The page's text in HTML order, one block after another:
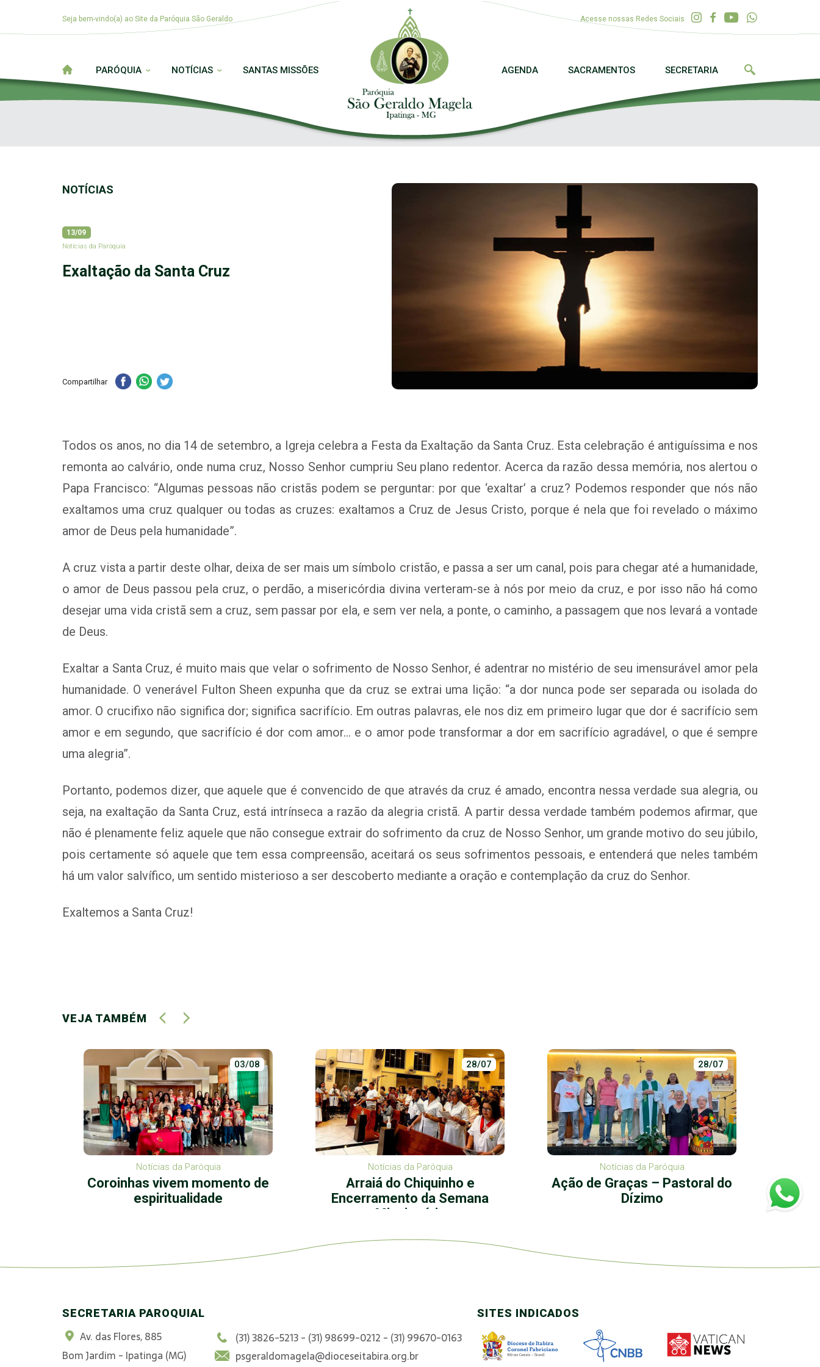
Seja bem-vindo(a) ao Site da Paróquia São Geraldo Acesse nossas Redes Sociais
PARÓQUIA NOTÍCIAS SANTAS MISSÕES AGENDA SACRAMENTOS SECRETARIA
NOTÍCIAS
13/09
Notícias da Paróquia
Exaltação da Santa Cruz
Compartilhar
Todos os anos, no dia 14 de setembro, a Igreja celebra a Festa da Exaltação da Santa Cruz. Esta celebração é antiguíssima e nos
remonta ao calvário, onde numa cruz, Nosso Senhor cumpriu Seu plano redentor. Acerca da razão dessa memória, nos alertou o
Papa Francisco: “Algumas pessoas não cristãs podem se perguntar: por que ‘exaltar’ a cruz? Podemos responder que nós não
exaltamos uma cruz qualquer ou todas as cruzes: exaltamos a Cruz de Jesus Cristo, porque é nela que foi revelado o máximo
amor de Deus pela humanidade”.
A cruz vista a partir deste olhar, deixa de ser mais um símbolo cristão, e passa a ser um canal, pois para chegar até a humanidade,
o amor de Deus passou pela cruz, o perdão, a misericórdia divina verteram-se à nós por meio da cruz, e por isso não há como
desejar uma vida cristã sem a cruz, sem passar por ela, e sem ver nela, a ponte, o caminho, a passagem que nos levará a vontade
de Deus.
Exaltar a Santa Cruz, é muito mais que velar o sofrimento de Nosso Senhor, é adentrar no mistério de seu imensurável amor pela
humanidade. O venerável Fulton Sheen expunha que da cruz se extrai uma lição: “a dor nunca pode ser separada ou isolada do
amor. O crucifixo não significa dor; significa sacrifício. Em outras palavras, ele nos diz em primeiro lugar que dor é sacrifício sem
amor e em segundo, que sacrifício é dor com amor… e o amor pode transformar a dor em sacrifício agradável, o que é sempre
uma alegria”.
Portanto, podemos dizer, que aquele que é convencido de que através da cruz é amado, encontra nessa verdade sua alegria, ou
seja, na exaltação da Santa Cruz, está intrínseca a razão da alegria cristã. A partir dessa verdade também podemos afirmar, que
não é plenamente feliz aquele que não consegue extrair do sofrimento da cruz de Nosso Senhor, um grande motivo do seu júbilo,
pois certamente só aquele que tem essa compreensão, aceitará os seus sofrimentos pessoais, e entenderá que neles também
há um valor salvífico, um sentido misterioso a ser descoberto mediante a oração e contemplação da cruz do Senhor.
Exaltemos a Santa Cruz!
VEJA TAMBÉM
03/08
Notícias da Paróquia
Coroinhas vivem momento de
espiritualidade
28/07
Notícias da Paróquia
Arraiá do Chiquinho e
Encerramento da Semana
Missionária
28/07
Notícias da Paróquia
Ação de Graças – Pastoral do
Dízimo
SECRETARIA PAROQUIAL
Av. das Flores, 885
Bom Jardim - Ipatinga (MG)
(31) 3826-5213 - (31) 98699-0212 - (31) 99670-0163
psgeraldomagela@dioceseitabira.org.br
SITES INDICADOS